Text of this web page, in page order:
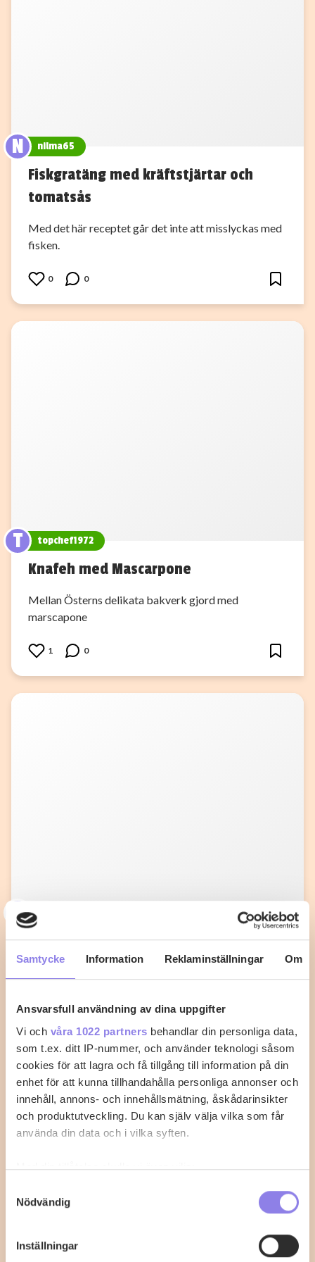
Samtycke Information Reklaminställningar Om
Ansvarsfull användning av dina uppgifter
Vi och våra 1022 partners behandlar din personliga data,
som t.ex. ditt IP-nummer, och använder teknologi såsom
cookies för att lagra och få tillgång till information på din
enhet för att kunna tillhandahålla personliga annonser och
innehåll, annons- och innehållsmätning, åskådarinsikter
och produktutveckling. Du kan själv välja vilka som får
använda din data och i vilka syften.
Med din tillåtelse skulle vi även vilja:
som kan ha en noggrannhet på upp till flera meter
Ta reda på mer om hur dina personliga uppgifter
Nödvändig
Inställningar
N nilma65
Fiskgratäng med kräftstjärtar och
tomatsås
Med det här receptet går det inte att misslyckas med
fisken.
0 0
T topchef1972
Knafeh med Mascarpone
Mellan Österns delikata bakverk gjord med
marscapone
1 0
3
Kycklingklubba i ugn – Så lyckas du
med perfekt tillagning
känna till rätt temperatur…
2 0